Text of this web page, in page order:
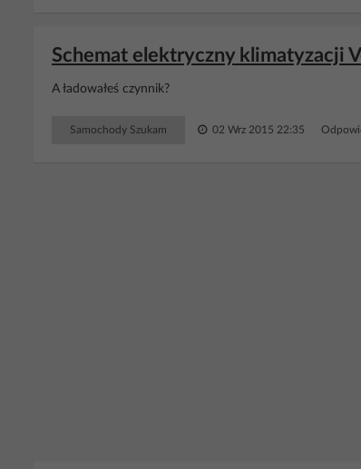
Schemat elektryczny klimatyzacji
A ładowałeś czynnik?
Samochody Szukam 02 Wrz 2015 22:35